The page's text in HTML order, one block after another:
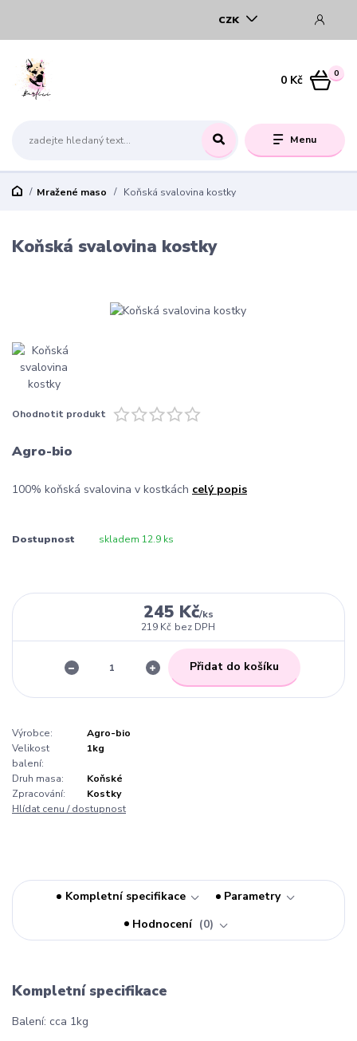
Menu
CZK
0
0 Kč
Mražené maso Koňská svalovina kostky
Koňská svalovina kostky
Ohodnotit produkt
Agro-bio
100% koňská svalovina v kostkách celý popis
Dostupnost skladem 12.9 ks
245 Kč/ks
219 Kč bez DPH
Přidat do košíku
Výrobce:
Agro-bio
Velikost
balení:
1kg
Druh masa:
Koňské
Zpracování:
Kostky
Hlídat cenu / dostupnost
Kompletní specifikace
Parametry
Hodnocení
0
Kompletní specifikace
Balení: cca 1kg